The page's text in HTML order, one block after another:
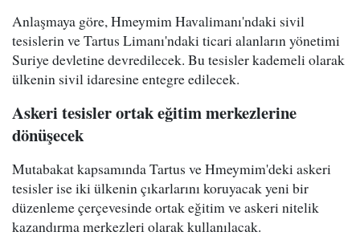
Anlaşmaya göre, Hmeymim Havalimanı'ndaki sivil
tesislerin ve Tartus Limanı'ndaki ticari alanların yönetimi
Suriye devletine devredilecek. Bu tesisler kademeli olarak
ülkenin sivil idaresine entegre edilecek.
Askeri tesisler ortak eğitim merkezlerine
dönüşecek
Mutabakat kapsamında Tartus ve Hmeymim'deki askeri
tesisler ise iki ülkenin çıkarlarını koruyacak yeni bir
düzenleme çerçevesinde ortak eğitim ve askeri nitelik
kazandırma merkezleri olarak kullanılacak.